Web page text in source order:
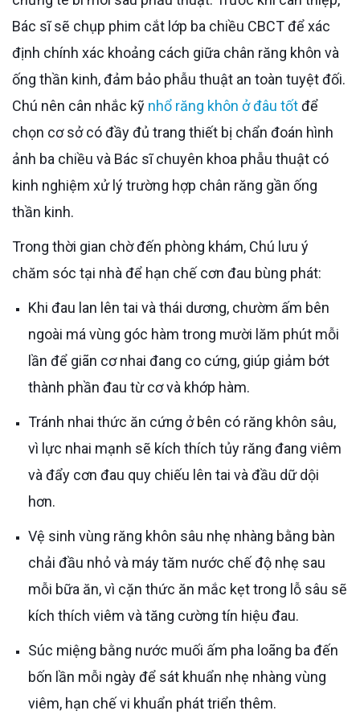
Bác sĩ sẽ chụp phim cắt lớp ba chiều CBCT để xác
định chính xác khoảng cách giữa chân răng khôn và
ống thần kinh, đảm bảo phẫu thuật an toàn tuyệt đối.
Chú nên cân nhắc kỹ nhổ răng khôn ở đâu tốtđể
chọn cơ sở có đầy đủ trang thiết bị chẩn đoán hình
ảnh ba chiều và Bác sĩ chuyên khoa phẫu thuật có
kinh nghiệm xử lý trường hợp chân răng gần ống
thần kinh.
Trong thời gian chờ đến phòng khám, Chú lưu ý
chăm sóc tại nhà để hạn chế cơn đau bùng phát:
Khi đau lan lên tai và thái dương, chườm ấm bên
ngoài má vùng góc hàm trong mười lăm phút mỗi
lần để giãn cơ nhai đang co cứng, giúp giảm bớt
thành phần đau từ cơ và khớp hàm.
Tránh nhai thức ăn cứng ở bên có răng khôn sâu,
vì lực nhai mạnh sẽ kích thích tủy răng đang viêm
và đẩy cơn đau quy chiếu lên tai và đầu dữ dội
hơn.
Vệ sinh vùng răng khôn sâu nhẹ nhàng bằng bàn
chải đầu nhỏ và máy tăm nước chế độ nhẹ sau
mỗi bữa ăn, vì cặn thức ăn mắc kẹt trong lỗ sâu sẽ
kích thích viêm và tăng cường tín hiệu đau.
Súc miệng bằng nước muối ấm pha loãng ba đến
bốn lần mỗi ngày để sát khuẩn nhẹ nhàng vùng
viêm, hạn chế vi khuẩn phát triển thêm.